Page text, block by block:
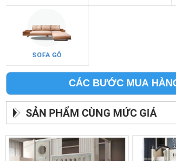
SOFA GỖ
CÁC BƯỚC MUA
SẢN PHẨM CÙNG MỨC GIÁ